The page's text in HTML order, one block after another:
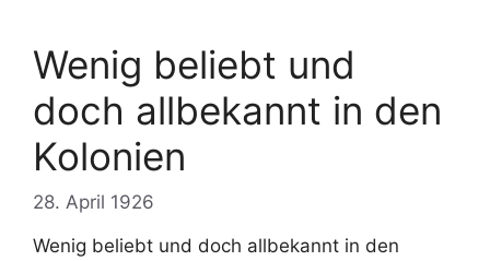
Wenig beliebt und
doch allbekannt in den
Kolonien
28. April 1926
Wenig beliebt und doch allbekannt in den